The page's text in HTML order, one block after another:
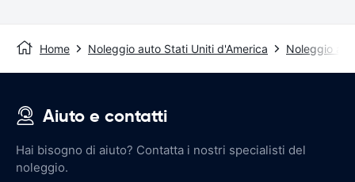
Home Noleggio auto Stati Uniti d'America Noleggio
Aiuto e contatti
Hai bisogno di aiuto? Contatta i nostri specialisti del
noleggio.